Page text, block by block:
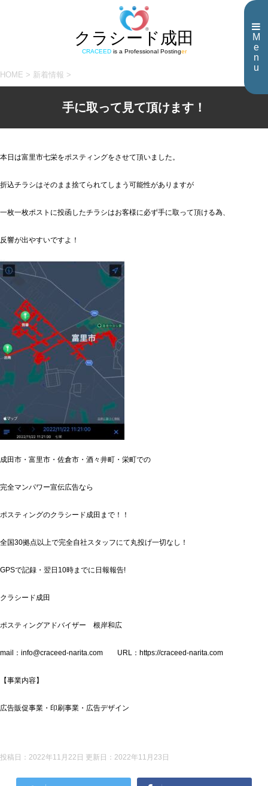
M
e
n
u
クラシード成田
CRACEEDis a Professional Postinger
HOME > 新着情報 >
手に取って見て頂けます！
本日は富里市七栄をポスティングをさせて頂いました。
折込チラシはそのまま捨てられてしまう可能性がありますが
一枚一枚ポストに投函したチラシはお客様に必ず手に取って頂ける為、
反響が出やすいですよ！
成田市・富里市・佐倉市・酒々井町・栄町での
完全マンパワー宣伝広告なら
ポスティングのクラシード成田まで！！
全国30拠点以上で完全自社スタッフにて丸投げ一切なし！
GPSで記録・翌日10時までに日報報告!
クラシード成田
ポスティングアドバイザー 根岸和広
mail：info@craceed-narita.com URL：https://craceed-narita.com
【事業内容】
広告販促事業・印刷事業・広告デザイン
投稿日：2022年11月22日 更新日： 2022年11月23日